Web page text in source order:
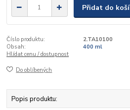
Přidat do
Číslo produktu:
2.TA10100
Obsah:
400 ml
Hlídat cenu / dostupnost
Do oblíbených
Popis produktu: